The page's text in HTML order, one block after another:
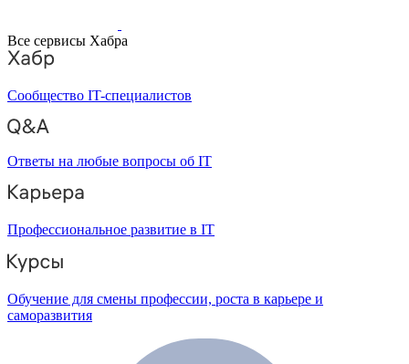
Все сервисы Хабра
Сообщество IT-специалистов
Ответы на любые вопросы об IT
Профессиональное развитие в IT
Обучение для смены профессии, роста в карьере и
саморазвития